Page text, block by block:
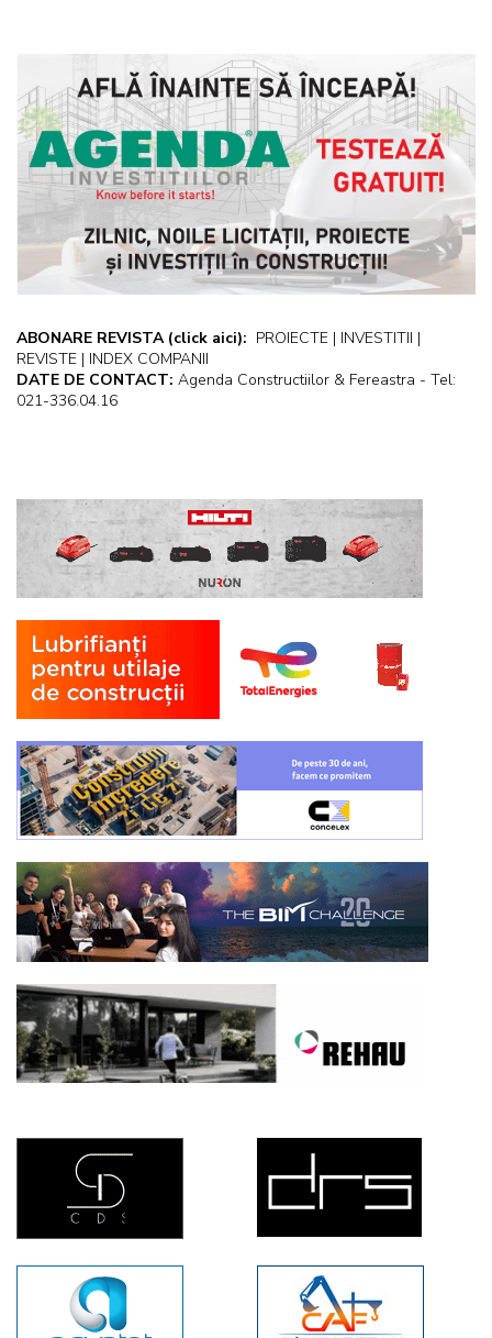
ABONARE REVISTA (click aici): PROIECTE | INVESTITII |
REVISTE | INDEX COMPANII
DATE DE CONTACT: Agenda Constructiilor & Fereastra - Tel:
021-336.04.16